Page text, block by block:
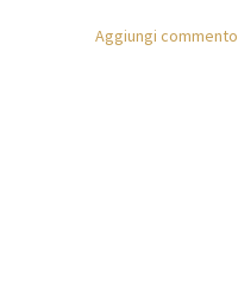
Aggiungi commento